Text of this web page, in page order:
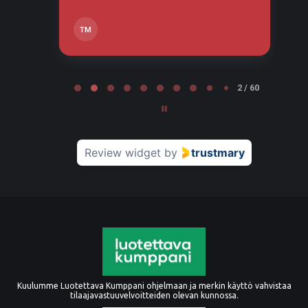
TM
2 / 60
Review widget by trustmary
Kuulumme Luotettava Kumppani ohjelmaan ja merkin käyttö vahvistaa
tilaajavastuuvelvoitteiden olevan kunnossa.